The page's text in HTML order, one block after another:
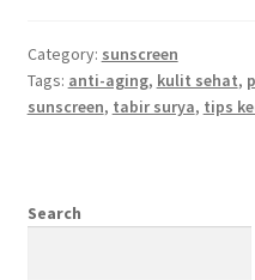
Category: sunscreen
Tags: anti-aging, kulit sehat,
sunscreen, tabir surya, tips
Search